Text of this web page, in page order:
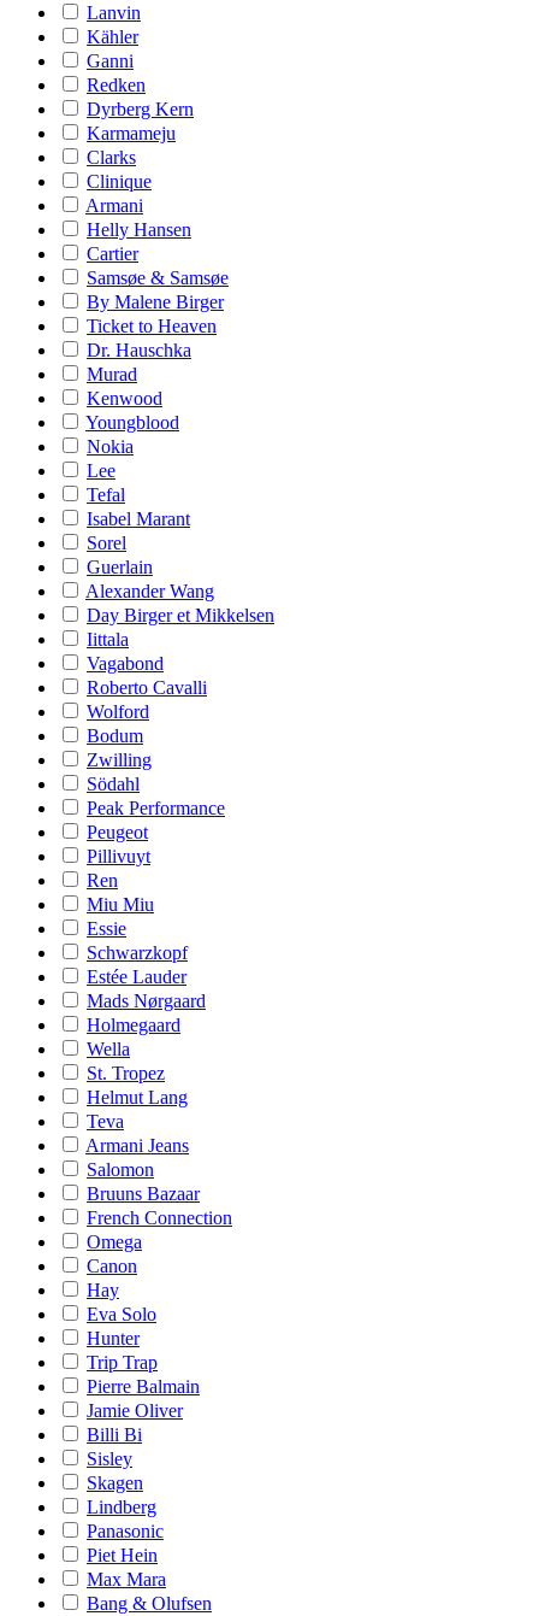
Lanvin
Kähler
Ganni
Redken
Dyrberg Kern
Karmameju
Clarks
Clinique
Armani
Helly Hansen
Cartier
Samsøe & Samsøe
By Malene Birger
Ticket to Heaven
Dr. Hauschka
Murad
Kenwood
Youngblood
Nokia
Lee
Tefal
Isabel Marant
Sorel
Guerlain
Alexander Wang
Day Birger et Mikkelsen
Iittala
Vagabond
Roberto Cavalli
Wolford
Bodum
Zwilling
Södahl
Peak Performance
Peugeot
Pillivuyt
Ren
Miu Miu
Essie
Schwarzkopf
Estée Lauder
Mads Nørgaard
Holmegaard
Wella
St. Tropez
Helmut Lang
Teva
Armani Jeans
Salomon
Bruuns Bazaar
French Connection
Omega
Canon
Hay
Eva Solo
Hunter
Trip Trap
Pierre Balmain
Jamie Oliver
Billi Bi
Sisley
Skagen
Lindberg
Panasonic
Piet Hein
Max Mara
Bang & Olufsen